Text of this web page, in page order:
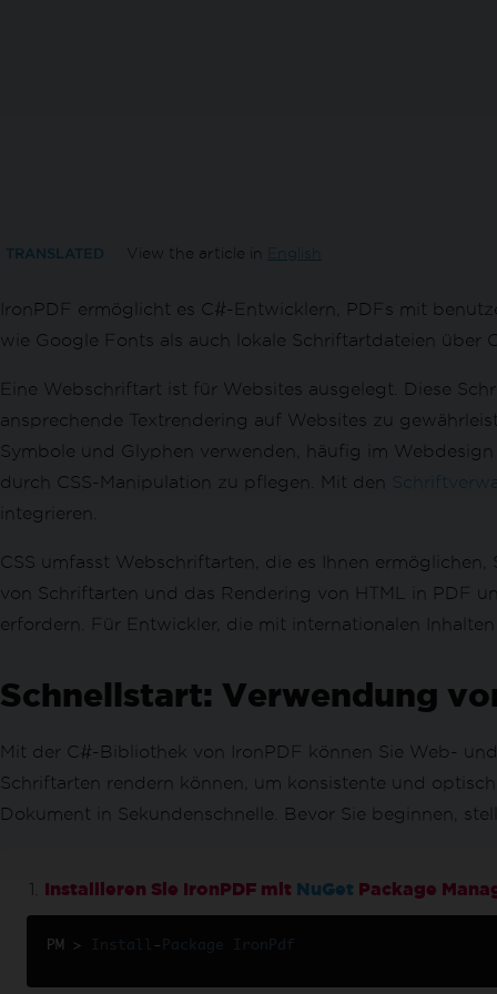
PDF aus HTML-Datei
PDF aus HTML ZIP-Datei
PDF aus URL
Bild aus PDF
DOCX in PDF umwandeln
RTF in PDF konvertieren
MD in PDF umwandeln
PDF to SVG
Dynamische Webseite zu PDFs
PDF aus ASPX-Seiten
PDFs in Blazor-Servern erstellen
CSHTML zu PDF (Razor-Seiten)
CSHTML zu PDF (MVC Core)
CSHTML zu PDF (MVC-Framework)
TLS-Website- & Systemanmeldungen
Cookies
HTTP-Anforderungsheader
TRANSLATED View the article in English
IronPDF ermöglicht es C#-Entwicklern, PDFs mit
wie Google Fonts als auch lokale Schriftartdateien über
Eine Webschriftart ist für Websites ausgelegt. Diese
ansprechende Textrendering auf Websites zu
Symbole und Glyphen verwenden, häufig im
durch CSS-Manipulation zu pflegen. Mit den
integrieren.
CSS umfasst Webschriftarten, die es Ihnen
von Schriftarten und das Rendering von HTML in PDF
erfordern. Für Entwickler, die mit internationalen
Schnellstart: Verwendung
Mit der C#-Bibliothek von IronPDF können Sie Web-
Schriftarten rendern können, um konsistente und
Dokument in Sekundenschnelle. Bevor Sie beginnen,
Installieren Sie IronPDF mit NuGet Package
PM > Install - Package IronPdf